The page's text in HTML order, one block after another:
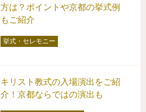
方は？ポイントや京都の挙式例
もご紹介
挙式・セレモニー
キリスト教式の入場演出をご紹
介！京都ならではの演出も